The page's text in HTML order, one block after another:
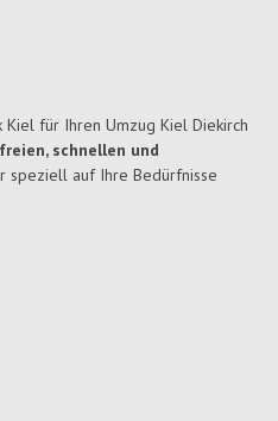
Kiel für Ihren Umzug Kiel Diekirch
schnellen und
speziell auf Ihre Bedürfnisse